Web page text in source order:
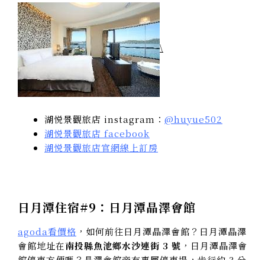
\
湖悦景觀旅店 instagram： @huyue502
湖悦景觀旅店 facebook
湖悦景觀旅店官網線上訂房
日月潭住宿#9：日月潭晶澤會館
agoda看價格 ，如何前往日月潭晶澤會館？日月潭晶澤
會館地址在南投縣魚池鄉水沙連街 3 號 ，日月潭晶澤會